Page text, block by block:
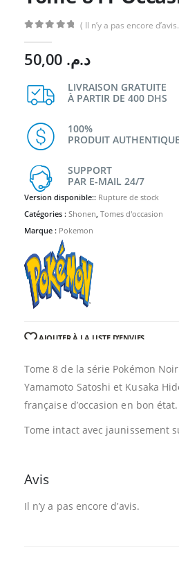
( Il n’y a pas encore
د.م.
LIVRAISON GRATUITE
À PARTIR DE 400 DHS
100%
PRODUIT AUTHENTIQUE
SUPPORT
PAR E-MAIL 24/7
Version disponible:: Rupture de stock
Catégories : Shonen, Tomes d'occasion
Marque : Pokemon
AJOUTER À LA LISTE D’ENVIES
Tome 8 de la série Pokémon
Yamamoto Satoshi et Kusaka
française d’occasion en bon état.
Tome intact avec jaunissement
Avis
Il n’y a pas encore d’avis.